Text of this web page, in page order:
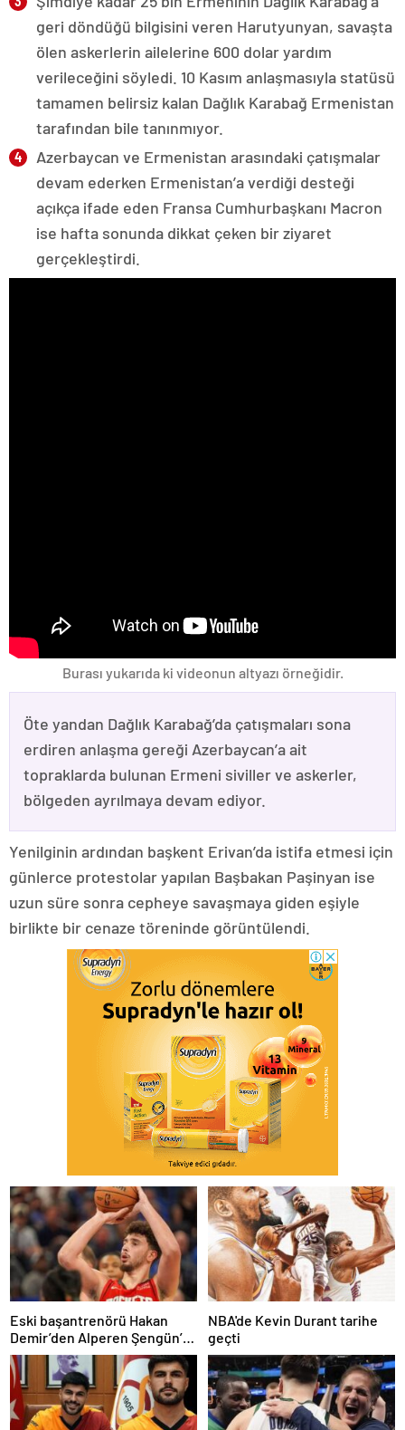
geri döndüğü bilgisini veren Harutyunyan, savaşta
ölen askerlerin ailelerine 600 dolar yardım
verileceğini söyledi. 10 Kasım anlaşmasıyla statüsü
tamamen belirsiz kalan Dağlık Karabağ Ermenistan
tarafından bile tanınmıyor.
Azerbaycan ve Ermenistan arasındaki çatışmalar
devam ederken Ermenistan’a verdiği desteği
açıkça ifade eden Fransa Cumhurbaşkanı Macron
ise hafta sonunda dikkat çeken bir ziyaret
gerçekleştirdi.
Burası yukarıda ki videonun altyazı örneğidir.
Öte yandan Dağlık Karabağ’da çatışmaları sona
erdiren anlaşma gereği Azerbaycan’a ait
topraklarda bulunan Ermeni siviller ve askerler,
bölgeden ayrılmaya devam ediyor.
Yenilginin ardından başkent Erivan’da istifa etmesi için
günlerce protestolar yapılan Başbakan Paşinyan ise
uzun süre sonra cepheye savaşmaya giden eşiyle
birlikte bir cenaze töreninde görüntülendi.
Eski başantrenörü Hakan
Demir’den Alperen Şengün’e
övgü
NBA'de Kevin Durant tarihe
geçti